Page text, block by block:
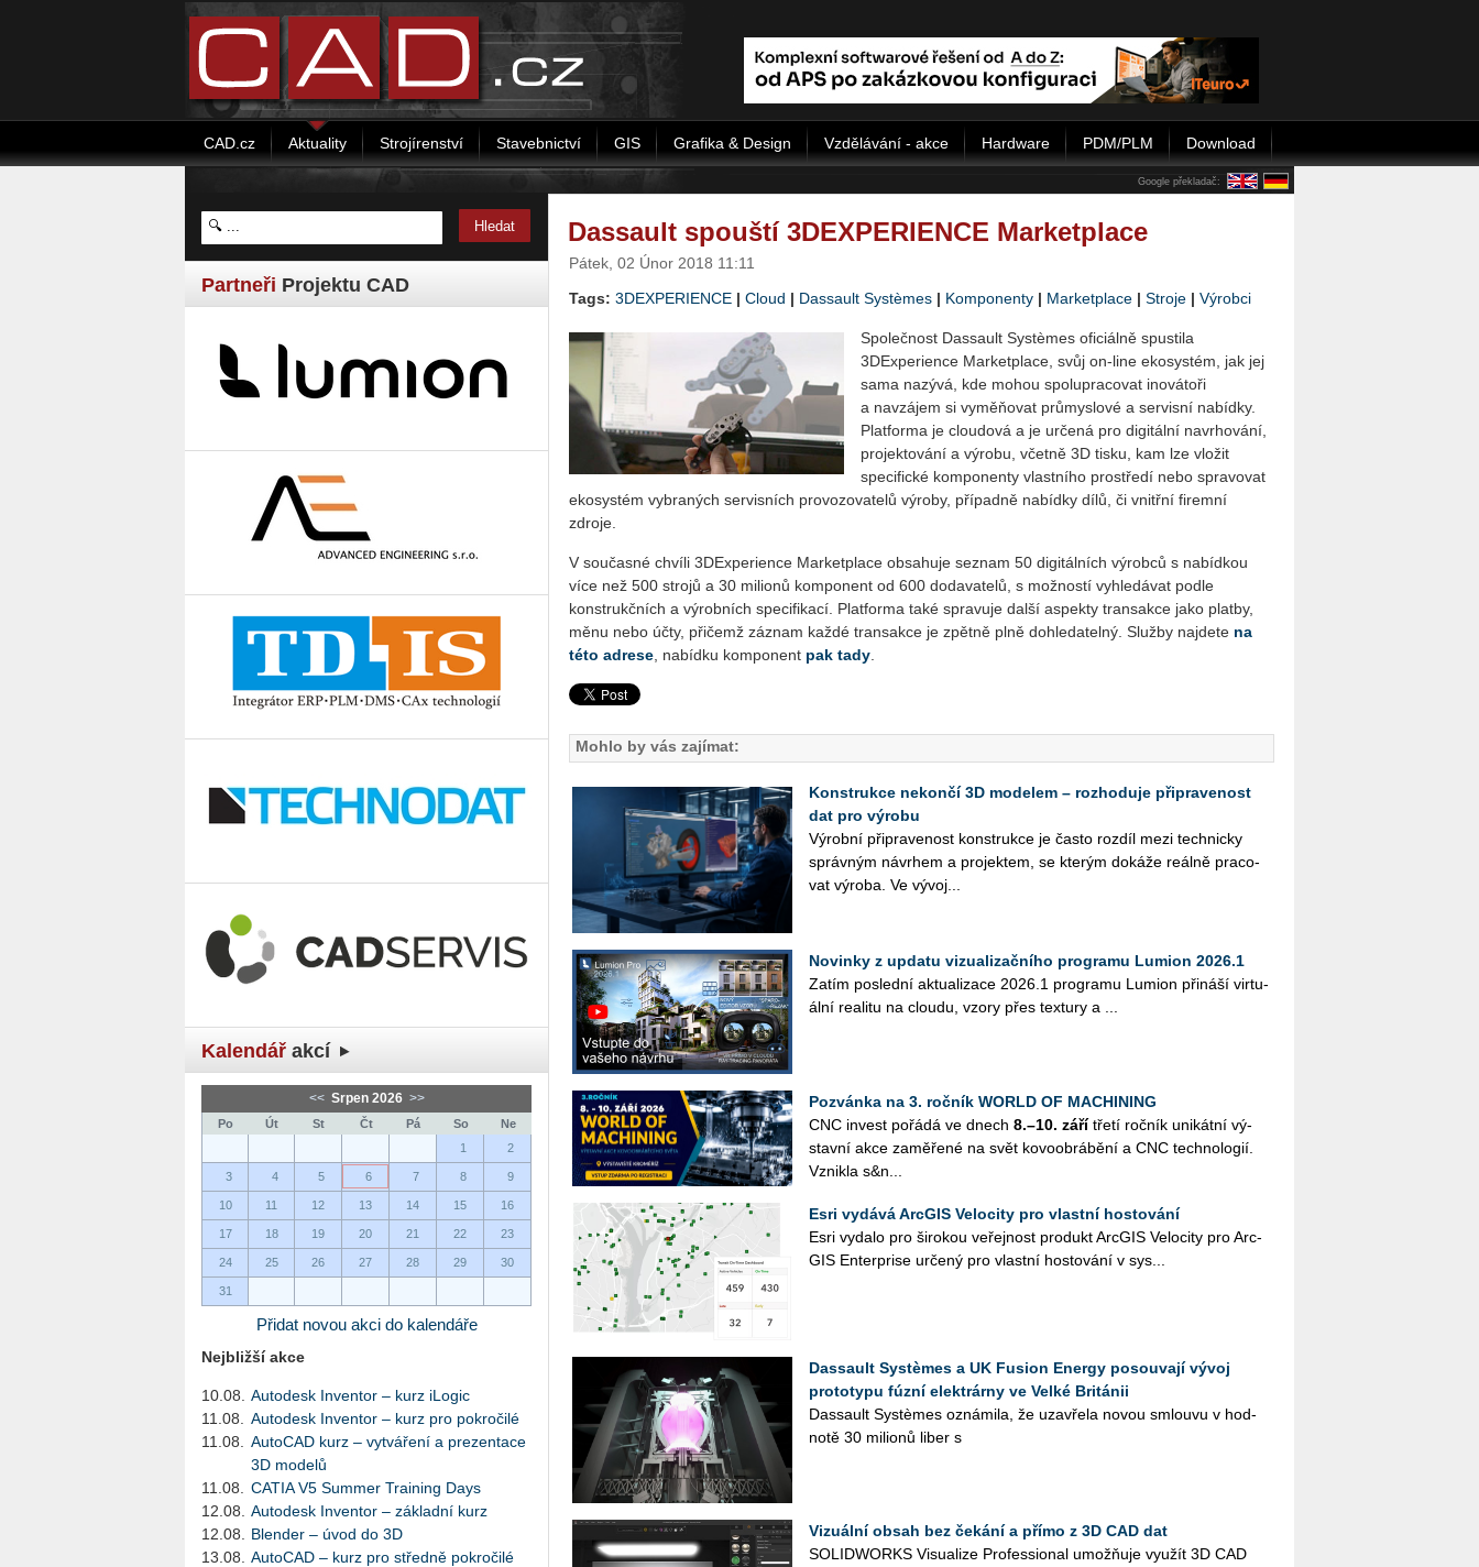
CAD.cz Aktuality Strojírenství Stavebnictví GIS Grafika & Design Vzdělávání - akce Hardware PDM/PLM Download
Google překladač:
Partneři Projektu CAD
Kalendář akcí
<< Srpen 2026 >>
Po Út St Čt Pá So
Ne
1
2
3 4 5 6 7 8 9
10 11 12 13 14 15 16
17 18 19 20 21 22 23
24 25 26 27 28 29 30
31
Přidat novou akci do kalendáře
Nejbližší akce
10.08.
Autodesk Inventor – kurz iLogic
11.08.
Autodesk Inventor – kurz pro pokročilé
11.08.
AutoCAD kurz – vytváření a prezentace
3D modelů
11.08.
CATIA V5 Summer Training Days
12.08.
Autodesk Inventor – základní kurz
12.08.
Blender – úvod do 3D
13.08.
AutoCAD – kurz pro středně pokročilé
Dassault spouští 3DEXPERIENCE Marketplace
Pátek, 02 Únor 2018 11:11
Tags: 3DEXPERIENCE | Cloud | Dassault Systèmes | Komponenty | Marketplace | Stroje | Výrobci
Společnost Dassault Systèmes oficiálně spustila
3DExperience Mar­ket­pla­ce, svůj on-line ekosystém, jak jej
sama nazývá, kde mohou spolupracovat inovátoři
a navzájem si vyměňovat průmyslové a ser­vis­ní nabídky.
Platforma je cloudová a je určená pro digitální navrhování,
projektování a výrobu, včetně 3D tisku, kam lze vložit
specifické kom­po­nen­ty vlastního prostředí nebo spravovat
ekosystém vybraných servisních provozovatelů výroby, případně nabídky dílů, či vnitřní firemní
zdroje.
V současné chvíli 3DExperience Marketplace obsahuje seznam 50 digitálních výrobců s nabídkou
více než 500 strojů a 30 milionů komponent od 600 dodavatelů, s možností vyhledávat podle
konstrukčních a výrobních specifikací. Platforma také spravuje další aspekty transakce jako platby,
měnu nebo účty, přičemž záznam každé transakce je zpětně plně dohledatelný. Služby najdete na
této adrese , nabídku komponent pak tady
Mohlo by vás zajímat:
Konstrukce nekončí 3D modelem – rozhoduje připravenost
dat pro výrobu
Vý­rob­ní při­pra­ve­nost kon­struk­ce je často roz­díl mezi tech­nic­ky
správ­ným ná­vrhem a pro­jek­tem, se kte­rým do­ká­že re­ál­ně pra­co­
vat vý­ro­ba. Ve vý­vo­j...
Novinky z updatu vizualizačního programu Lumion 2026.1
Zatím po­sled­ní ak­tu­a­li­za­ce 2026.1 pro­gra­mu Lu­mi­on při­ná­ší vir­tu­
ál­ní re­a­li­tu na clou­du, vzory přes tex­tu­ry a ...
Pozvánka na 3. ročník WORLD OF MACHINING
CNC in­vest po­řá­dá ve dnech 8.–10. zářítřetí roč­ník uni­kát­ní vý­
stav­ní akce za­mě­ře­né na svět ko­vo­ob­rá­bě­ní a CNC tech­no­lo­gií.
Vznik­la s&n...
Esri vydává ArcGIS Velocity pro vlastní hostování
Esri vy­da­lo pro ši­ro­kou ve­řej­nost pro­dukt Arc­GIS Ve­lo­ci­ty pro Arc­
GIS En­ter­pri­se ur­če­ný pro vlast­ní hos­to­vá­ní v sys­...
Dassault Systèmes a UK Fusion Energy posouvají vývoj
prototypu fúzní elektrárny ve Velké Británii
Das­sault Sys­tè­mes ozná­mi­la, že uza­vře­la novou smlou­vu v hod­
no­tě 30 mi­li­o­nů liber s
Vizuální obsah bez čekání a přímo z 3D CAD dat
SO­LID­WORKS Vi­su­a­li­ze Pro­fes­si­o­nal umož­ňuje vy­u­žít 3D CAD